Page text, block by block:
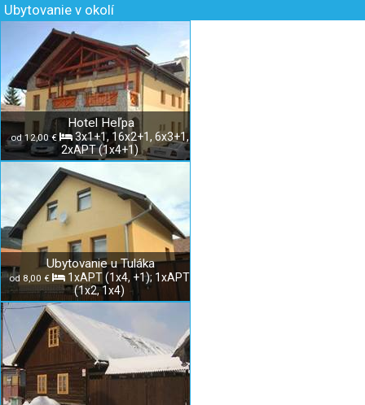
Ubytovanie v okolí
Hotel Heľpa
od 12,00 €
3x1+1, 16x2+1, 6x3+1,
2xAPT (1x4+1)
Ubytovanie u Tuláka
od 8,00 €
1xAPT (1x4, +1); 1xAPT
(1x2, 1x4)